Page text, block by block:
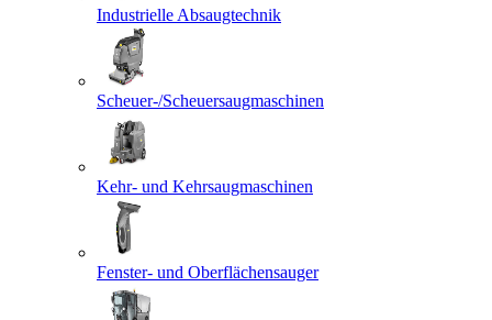
Industrielle Absaugtechnik
Scheuer-/Scheuersaugmaschinen
Kehr- und Kehrsaugmaschinen
Fenster- und Oberflächensauger